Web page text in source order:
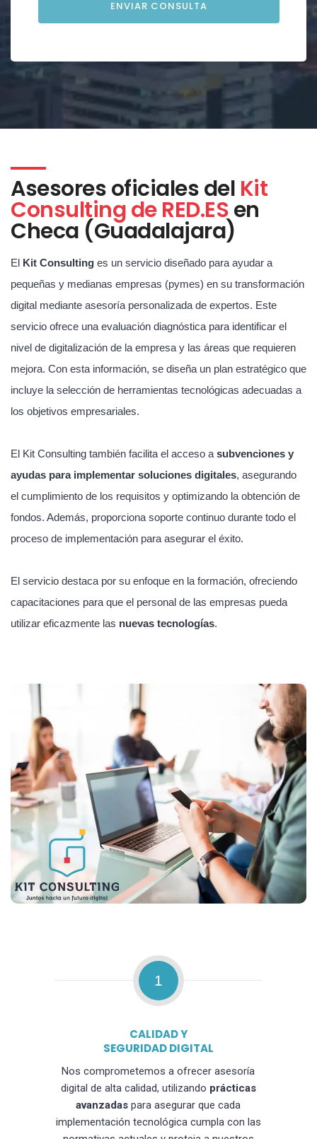
Asesores oficiales del Kit
Consulting de RED.ESen
Checa (Guadalajara)
El Kit Consulting es un servicio diseñado para ayudar a
pequeñas y medianas empresas (pymes) en su transformación
digital mediante asesoría personalizada de expertos. Este
servicio ofrece una evaluación diagnóstica para identificar el
nivel de digitalización de la empresa y las áreas que requieren
mejora. Con esta información, se diseña un plan estratégico que
incluye la selección de herramientas tecnológicas adecuadas a
los objetivos empresariales.
El Kit Consulting también facilita el acceso a subvenciones y
ayudas para implementar soluciones digitales, asegurando
el cumplimiento de los requisitos y optimizando la obtención de
fondos. Además, proporciona soporte continuo durante todo el
proceso de implementación para asegurar el éxito.
El servicio destaca por su enfoque en la formación, ofreciendo
capacitaciones para que el personal de las empresas pueda
utilizar eficazmente las nuevas tecnologías.
1
CALIDAD Y
SEGURIDAD DIGITAL
Nos comprometemos a ofrecer asesoría
digital de alta calidad, utilizando prácticas
avanzadas para asegurar que cada
implementación tecnológica cumpla con las